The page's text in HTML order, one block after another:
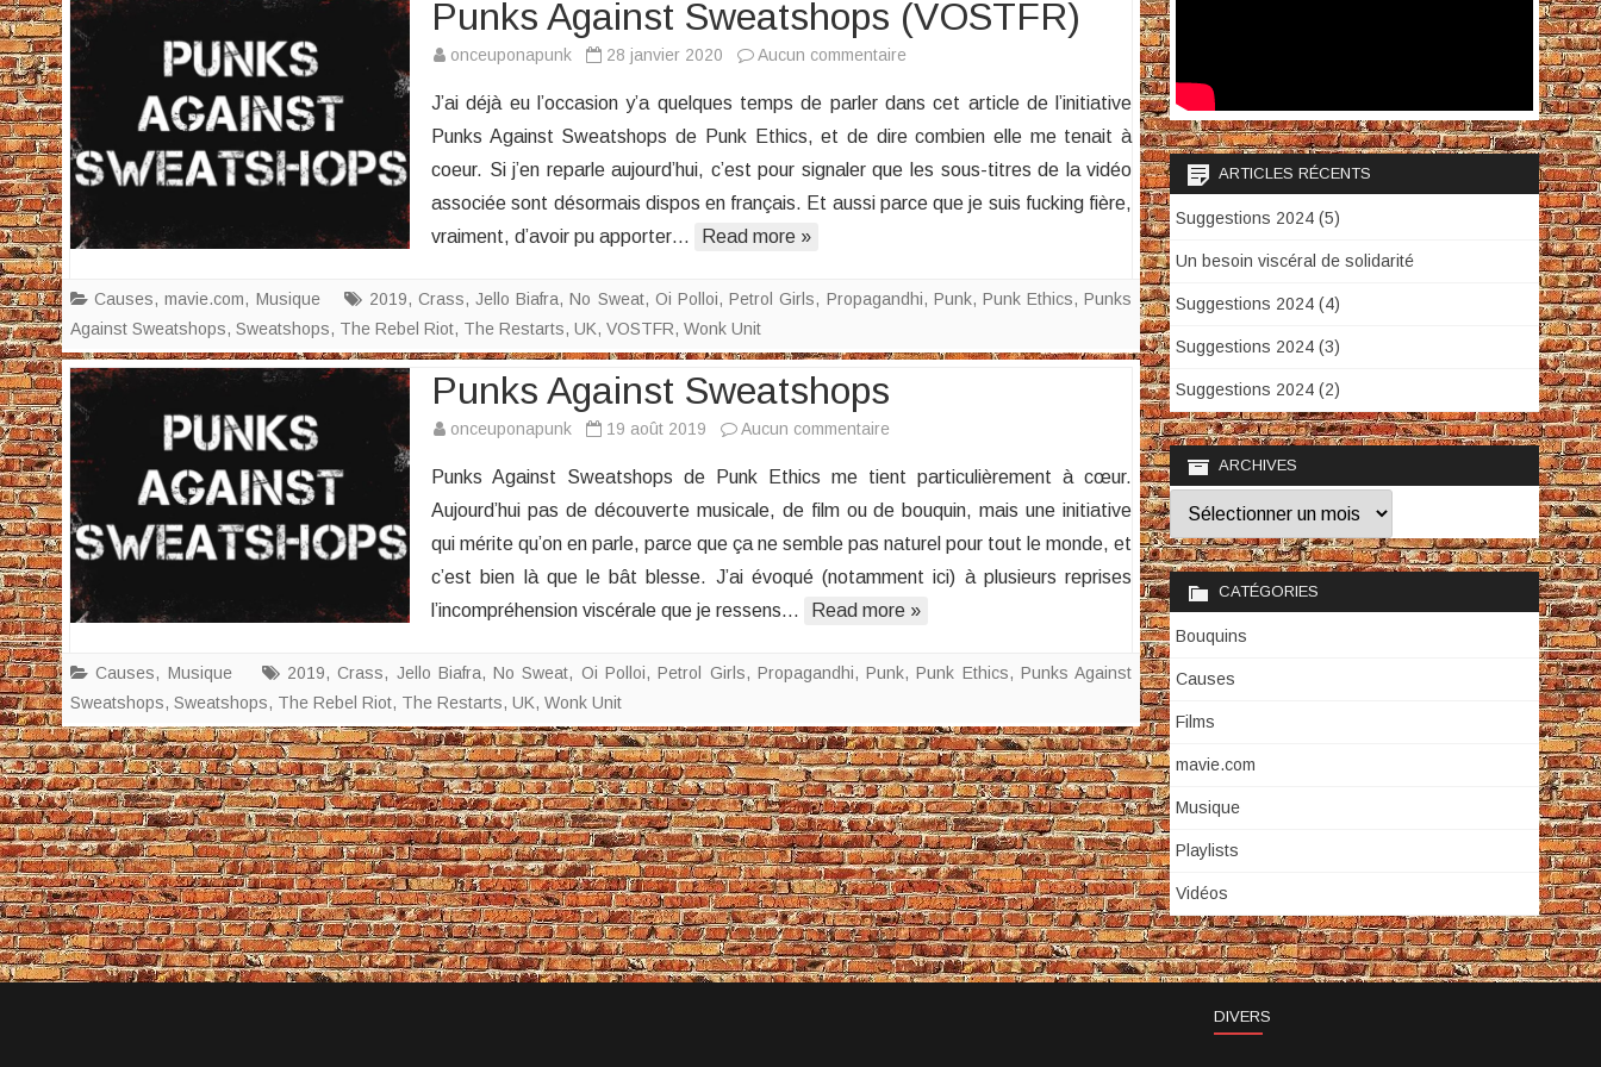
Punks Against Sweatshops (VOSTFR)
onceuponapunk 28 janvier 2020 Aucun commentaire
Against
Sweatshops
(VOSTFR)
J’ai déjà eu l’occasion y’a quelques temps de parler dans cet article de l’initiative
Punks Against Sweatshops de Punk Ethics, et de dire combien elle me tenait à
coeur. Si j’en reparle aujourd’hui, c’est pour signaler que les sous-titres de la vidéo
associée sont désormais dispos en français. Et aussi parce que je suis fucking fière,
vraiment, d’avoir pu apporter…
Read more »
Causes,mavie.com, Musique 2019, Crass, Jello Biafra,No Sweat, Oi Polloi,Petrol Girls, Propagandhi, Punk,Punk Ethics,Punks
Against Sweatshops, Sweatshops, The Rebel Riot, The Restarts, UK, VOSTFR, Wonk Unit
Punks Against Sweatshops
onceuponapunk 19 août 2019 Aucun commentaire
Against
Sweatshops
Punks Against Sweatshops de Punk Ethics me tient particulièrement à cœur.
Aujourd’hui pas de découverte musicale, de film ou de bouquin, mais une initiative
qui mérite qu’on en parle, parce que ça ne semble pas naturel pour tout le monde, et
c’est bien là que le bât blesse. J’ai évoqué (notamment ici) à plusieurs reprises
l’incompréhension viscérale que je ressens…
Read more »
Causes, Musique 2019,Crass, Jello Biafra,No Sweat, Oi Polloi,Petrol Girls, Propagandhi,Punk,Punk Ethics, Punks Against
Sweatshops, Sweatshops, The Rebel Riot, The Restarts, UK, Wonk Unit
ARTICLES RÉCENTS
Suggestions 2024 (5)
Un besoin viscéral de solidarité
Suggestions 2024 (4)
Suggestions 2024 (3)
Suggestions 2024 (2)
ARCHIVES
Archives
CATÉGORIES
Bouquins
Causes
Films
mavie.com
Musique
Playlists
Vidéos
DIVERS